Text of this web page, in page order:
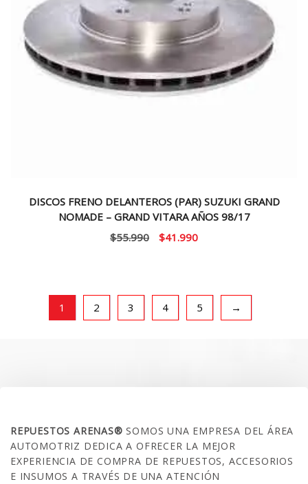
DISCOS FRENO DELANTEROS (PAR) SUZUKI GRAND
NOMADE – GRAND VITARA AÑOS 98/17
$55.990
El
$55.990.
$41.990El
$41.990.
1 2 3 4 5 →
REPUESTOS ARENAS®SOMOS UNA EMPRESA DEL ÁREA
AUTOMOTRIZ DEDICA A OFRECER LA MEJOR
EXPERIENCIA DE COMPRA DE REPUESTOS, ACCESORIOS
E INSUMOS A TRAVÉS DE UNA ATENCIÓN